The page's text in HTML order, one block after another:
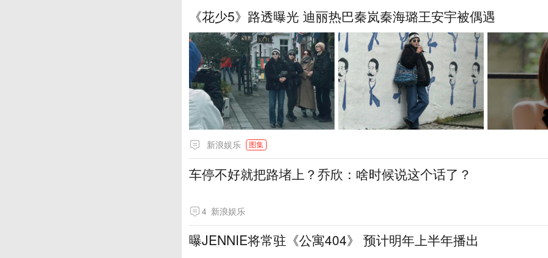
《花少5》路透曝光 迪丽热巴秦岚秦海璐王安宇被偶遇
新浪娱乐 图集
车停不好就把路堵上？乔欣：啥时候说这个话了？
4 新浪娱乐
曝JENNIE将常驻《公寓404》 预计明年上半年播出